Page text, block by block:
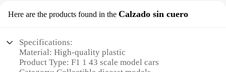
Here are the products found in the Calzado sin cuero
Specifications:
Material: High-quality plastic
Product Type: F1 1 43 scale model cars